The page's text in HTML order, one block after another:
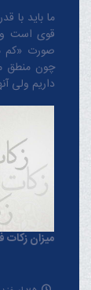
ما باید با
قوی است و
صورت «کم
چون منطق‌
داریم ولی
میزان